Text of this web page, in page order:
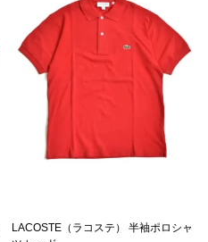
LACOSTE（ラコステ） 半袖ポロシャ